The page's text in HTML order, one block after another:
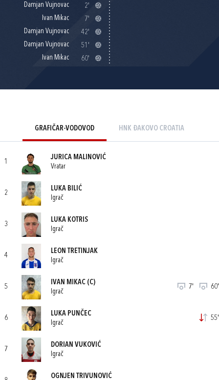
Damjan Vujnovac
2'
Ivan Mikac
7'
Damjan Vujnovac
42'
Damjan Vujnovac
51'
Ivan Mikac
60'
GRAFIČAR-VODOVOD HNK ĐAKOVO CROATIA
1
JURICA MALINOVIĆ
Vratar
2
LUKA BILIĆ
Igrač
3
LUKA KOTRIS
Igrač
4
LEON TRETINJAK
Igrač
5
IVAN MIKAC (C)
Igrač
7' 60'
6
LUKA PUNČEC
Igrač
55'
7
DORIAN VUKOVIĆ
Igrač
OGNJEN TRIVUNOVIĆ